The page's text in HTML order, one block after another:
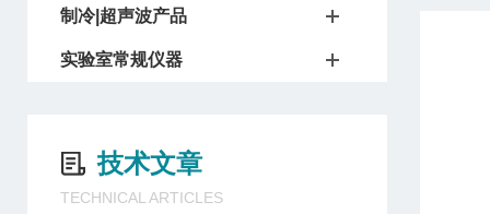
制冷|超声波产品
实验室常规仪器
技术文章
TECHNICAL ARTICLES